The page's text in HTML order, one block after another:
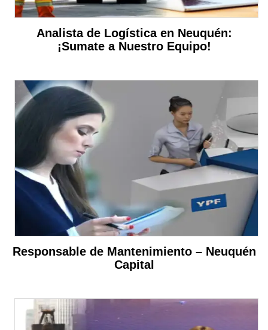
Analista de Logística en Neuquén:
¡Sumate a Nuestro Equipo!
Responsable de Mantenimiento – Neuquén
Capital